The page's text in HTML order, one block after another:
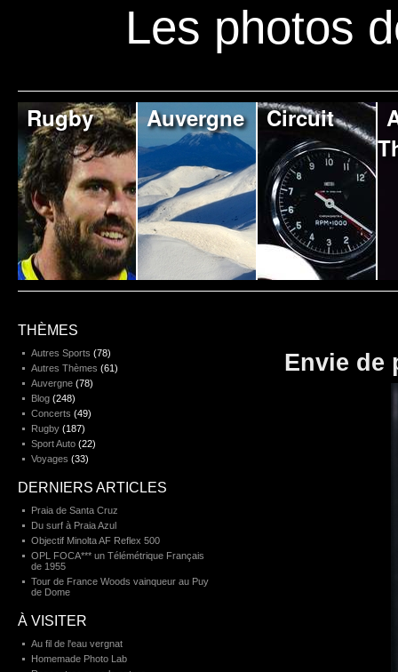
Les photos
Rugby Auvergne Circuit
Envie de
THÈMES
Autres Sports (78)
Autres Thèmes (61)
Auvergne (78)
Blog (248)
Concerts (49)
Rugby (187)
Sport Auto (22)
Voyages (33)
DERNIERS ARTICLES
Praia de Santa Cruz
Du surf à Praia Azul
Objectif Minolta AF Reflex 500
OPL FOCA*** un Télémétrique Français
de 1955
Tour de France Woods vainqueur au Puy
de Dome
À VISITER
Au fil de l'eau vergnat
Homemade Photo Lab